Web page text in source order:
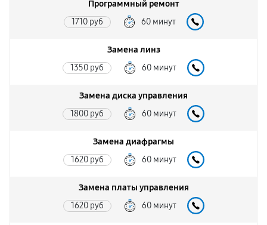
Программный ремонт
1710 руб 60 минут
Замена линз
1350 руб 60 минут
Замена диска управления
1800 руб 60 минут
Замена диафрагмы
1620 руб 60 минут
Замена платы управления
1620 руб 60 минут